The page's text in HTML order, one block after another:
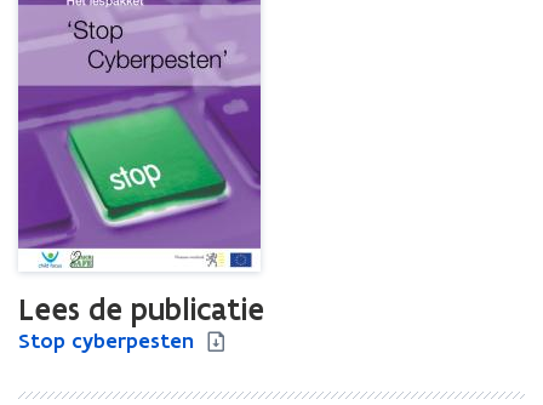
Lees de publicatie
S
o
Stop cyberpesten
S
o